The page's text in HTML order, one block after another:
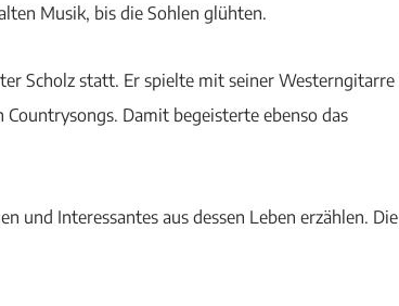
Musik, bis die Sohlen glühten.
Scholz statt. Er spielte mit seiner Westerngitarre
Damit begeisterte ebenso das
und Interessantes aus dessen Leben erzählen. Die